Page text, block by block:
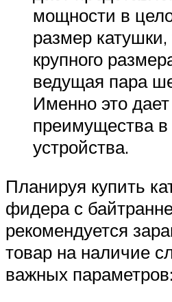
мощности в
размер
крупного
ведущая пара
Именно это
преимущества в
устройства.
Планируя купить
фидера с
рекомендуется
товар на наличие
важных параметров: